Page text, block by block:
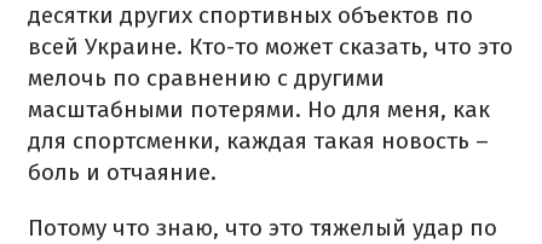
десятки других спортивных объектов по
всей Украине. Кто-то может сказать, что это
мелочь по сравнению с другими
масштабными потерями. Но для меня, как
для спортсменки, каждая такая новость –
боль и отчаяние.
Потому что знаю, что это тяжелый удар по